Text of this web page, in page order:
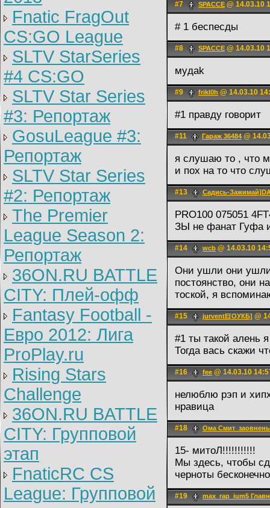
Fnatic FragOut
CS:GO League
SLTV StarSeries
#4 CS:GO
SLTV Star Series
#3: Репортаж
GosuLeague #3:
Репортаж
SLTV Star Series
#2: Репортаж
The Premier
League Season 2:
Репортаж
36ON.RU BATTLE
CITY: Плей-офф
Fantasy Football -
Евро 2012: Лига
ProPlay.ru
Rising Stars
Challenge
36ON.RU BATTLE
CITY: Групповой
этап
FnaticRC CS
League: Групповой
#7 SPACCE @ 14.03.10
# 1 беспесды
#8 SPACCE @ 14.03.10
мyдak
#9 frikl0h @ 14.03.10
#1 правду говорит
#11 Гараж 36484 @
я слушаю то , что
и пох на то что
#13 Садись-
PRO100 075051
ЗЫ не фанат Гуфа
#14 wcb @ 14.03.10
Они ушли они
постоянство, они
тоской, я
#15 jurventE[ОУКБ] @
#1 ты такой алень
Тогда вась скажи
#16 fee @ 14.03.10
нелюблю рэп и
нравица
#18 Ома
15- митоЛ!!!!!!!!!!!
Мы здесь, чтобы
черноты
#19 max_rap_ium5